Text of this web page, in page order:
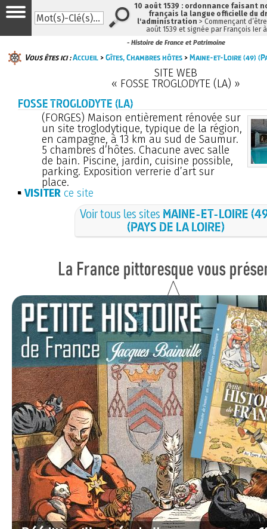
- Histoire de France et Patrimoine
Vous êtes ici :Accueil >Gîtes, Chambres hôtes >Maine-et-Loire (49)
SITE WEB
« FOSSE TROGLODYTE (LA) »
FOSSE TROGLODYTE (LA)
(FORGES) Maison entièrement rénovée sur
un site troglodytique, typique de la région,
en campagne, à 13 km au sud de Saumur.
5 chambres d’hôtes. Chacune avec salle
de bain. Piscine, jardin, cuisine possible,
parking. Exposition verrerie d’art sur
place.
VISITER ce site
Voir tous les sites MAINE-ET-LOIRE
(PAYS DE LA LOIRE)
10 août 1539 : ordonnance faisant
français la langue officielle du
l'administration > Commençant
août 1539 et signée par François Ier